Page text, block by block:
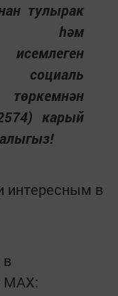
тулырак
һәм
социаль
карый
интересным в
MАХ: